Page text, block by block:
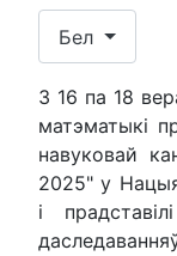
Бел
З 16 па 18
матэматыкі
навуковай
2025" у
і